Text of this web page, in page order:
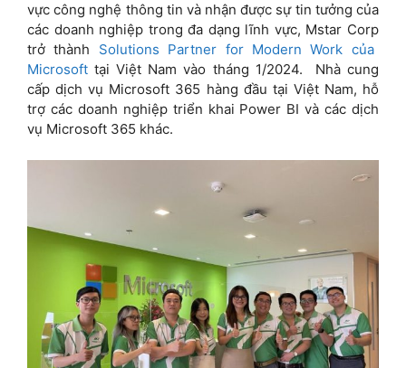
vực công nghệ thông tin và nhận được sự tin tưởng của
các doanh nghiệp trong đa dạng lĩnh vực, Mstar Corp
trở thành Solutions Partner for Modern Work của
Microsoft tại Việt Nam vào tháng 1/2024. Nhà cung
cấp dịch vụ Microsoft 365 hàng đầu tại Việt Nam, hỗ
trợ các doanh nghiệp triển khai Power BI và các dịch
vụ Microsoft 365 khác.